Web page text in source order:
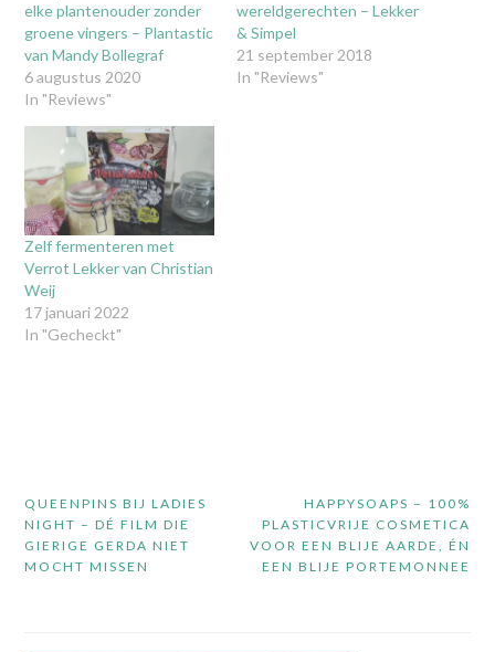
elke plantenouder zonder
groene vingers – Plantastic
van Mandy Bollegraf
6 augustus 2020
In "Reviews"
wereldgerechten – Lekker
& Simpel
21 september 2018
In "Reviews"
Zelf fermenteren met
Verrot Lekker van Christian
Weij
17 januari 2022
In "Gecheckt"
navigatie
HAPPYSOAPS – 100%
PLASTICVRIJE COSMETICA
VOOR EEN BLIJE AARDE, ÉN
EEN BLIJE PORTEMONNEE
QUEENPINS BIJ LADIES
NIGHT – DÉ FILM DIE
GIERIGE GERDA NIET
MOCHT MISSEN